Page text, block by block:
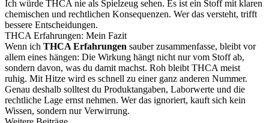
Ich würde THCA nie als Spielzeug sehen. Es ist ein Stoff mit klaren
chemischen und rechtlichen Konsequenzen. Wer das versteht, trifft
bessere Entscheidungen.
THCA Erfahrungen: Mein Fazit
Wenn ich THCA Erfahrungen sauber zusammenfasse, bleibt vor
allem eines hängen: Die Wirkung hängt nicht nur vom Stoff ab,
sondern davon, was du damit machst. Roh bleibt THCA meist
ruhig. Mit Hitze wird es schnell zu einer ganz anderen Nummer.
Genau deshalb solltest du Produktangaben, Laborwerte und die
rechtliche Lage ernst nehmen. Wer das ignoriert, kauft sich kein
Wissen, sondern nur Verwirrung.